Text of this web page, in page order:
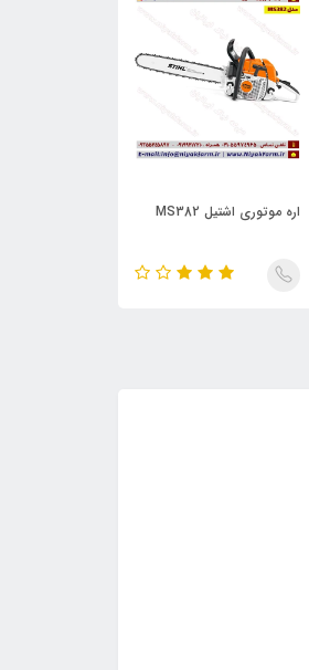
اره موتوری اشتیل MS382